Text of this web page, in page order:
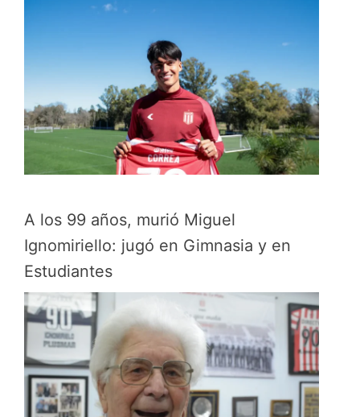
A los 99 años, murió Miguel
Ignomiriello: jugó en Gimnasia y en
Estudiantes